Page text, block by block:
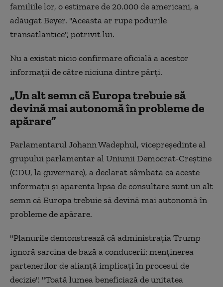
familiile lor, o estimare de 20.000 de americani, a
adăugat Beyer. ''Aceasta ar rupe podurile
transatlantice'', potrivit lui.
Nu a existat nicio confirmare oficială a acestor
informaţii de către niciuna dintre părţi.
„Un alt semn că Europa trebuie să
devină mai autonomă în probleme de
apărare”
Parlamentarul Johann Wadephul, vicepreşedinte al
grupului parlamentar al Uniunii Democrat-Creştine
(CDU, la guvernare), a declarat sâmbătă că aceste
informaţii şi aparenta lipsă de consultare sunt un alt
semn că Europa trebuie să devină mai autonomă în
probleme de apărare.
"Planurile demonstrează că administraţia Trump
ignoră sarcina de bază a conducerii: menţinerea
partenerilor de alianţă implicaţi în procesul de
decizie''. "Toată lumea beneficiază de unitatea